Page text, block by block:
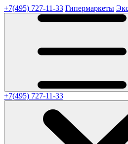
+7(495) 727-11-33 Гипермаркеты
+7(495) 727-11-33